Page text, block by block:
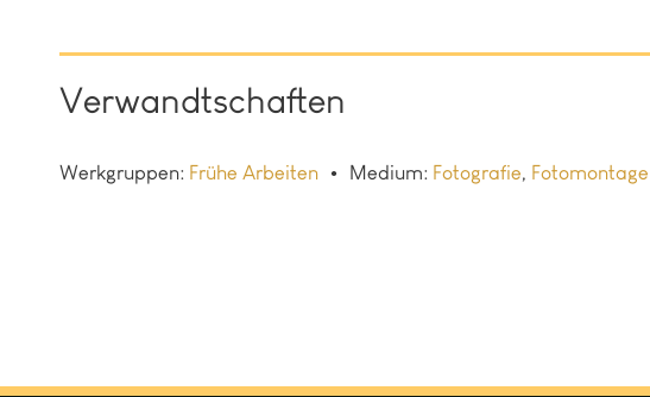
Verwandtschaften
Werkgruppen: Frühe Arbeiten Medium: Fotografie, Fotomontage